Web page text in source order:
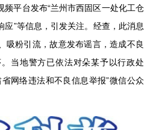
频平台发布“兰州市西固区一处化工仓
”等信息，引发关注。经查，此消息
吸粉引流，故意发布谣言，造成不良
当地警方已依法对朵某予以行政处
网络违法和不良信息举报”微信公众